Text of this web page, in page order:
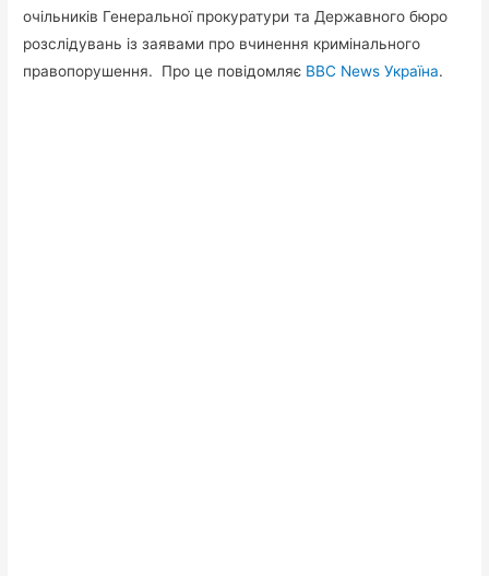
очільників Генеральної прокуратури та Державного бюро
розслідувань із заявами про вчинення кримінального
правопорушення. Про це повідомляє BBC News Україна.